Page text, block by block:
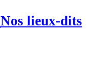
Nos lieux-dits